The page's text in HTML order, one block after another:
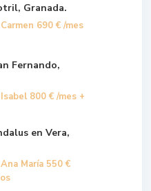
Granada.
690 € /mes
Fernando,
800 € /mes +
en Vera,
María 550 €